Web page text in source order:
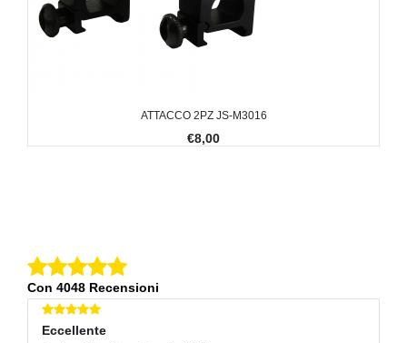
ATTACCO 2PZ JS-M3016
€8,00
Con 4048 Recensioni
Eccellente
Eccellente